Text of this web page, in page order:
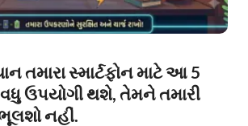
તમારા સ્માર્ટફોન માટે આ 5
ઉપયોગી થશે, તેમને તમારી
નહીં.